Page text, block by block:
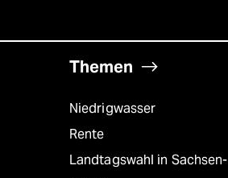
Themen
Niedrigwasser
Rente
Landtagswahl in Sachsen-